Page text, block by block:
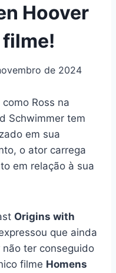
Hoover
de 2024
Ross na
Schwimmer tem
em sua
o ator carrega
em relação à sua
Origins with
que ainda
ter conseguido
filme Homens